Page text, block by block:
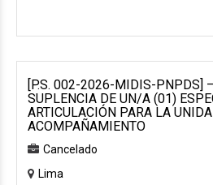
[P.S. 002-2026-MIDIS-PNPDS]
SUPLENCIA DE UN/A (01)
ARTICULACIÓN PARA LA
ACOMPAÑAMIENTO
Cancelado
Lima